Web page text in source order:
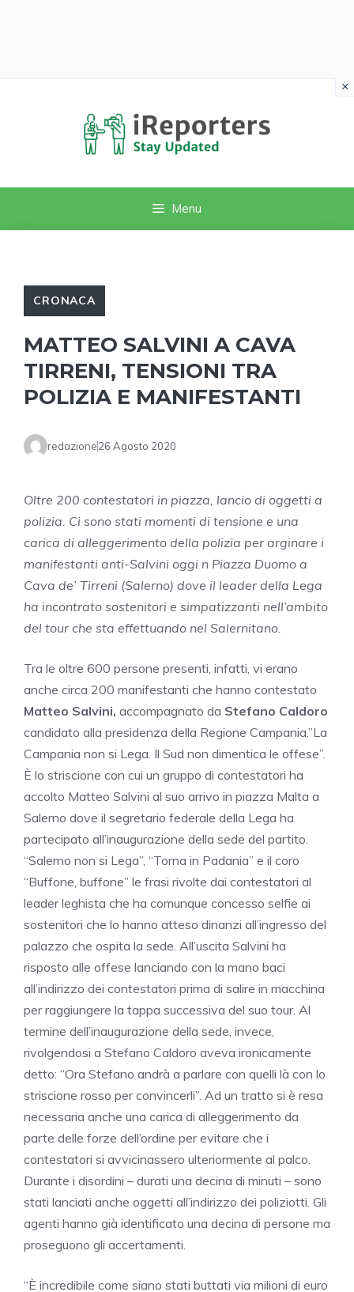
Menu
CRONACA
MATTEO SALVINI A CAVA
TIRRENI, TENSIONI TRA
POLIZIA E MANIFESTANTI
redazione26 Agosto 2020
Oltre 200 contestatori in piazza, lancio di oggetti a
polizia. Ci sono stati momenti di tensione e una
carica di alleggerimento della polizia per arginare i
manifestanti anti-Salvini oggi n Piazza Duomo a
Cava de’ Tirreni (Salerno) dove il leader della Lega
ha incontrato sostenitori e simpatizzanti nell’ambito
del tour che sta effettuando nel Salernitano.
Tra le oltre 600 persone presenti, infatti, vi erano
anche circa 200 manifestanti che hanno contestato
Matteo Salvini, accompagnato da Stefano Caldoro
candidato alla presidenza della Regione Campania.”La
Campania non si Lega. Il Sud non dimentica le offese”.
È lo striscione con cui un gruppo di contestatori ha
accolto Matteo Salvini al suo arrivo in piazza Malta a
Salerno dove il segretario federale della Lega ha
partecipato all’inaugurazione della sede del partito.
“Salerno non si Lega”, “Torna in Padania” e il coro
“Buffone, buffone” le frasi rivolte dai contestatori al
leader leghista che ha comunque concesso selfie ai
sostenitori che lo hanno atteso dinanzi all’ingresso del
palazzo che ospita la sede. All’uscita Salvini ha
risposto alle offese lanciando con la mano baci
all’indirizzo dei contestatori prima di salire in macchina
per raggiungere la tappa successiva del suo tour. Al
termine dell’inaugurazione della sede, invece,
rivolgendosi a Stefano Caldoro aveva ironicamente
detto: “Ora Stefano andrà a parlare con quelli là con lo
striscione rosso per convincerli”. Ad un tratto si è resa
necessaria anche una carica di alleggerimento da
parte delle forze dell’ordine per evitare che i
contestatori si avvicinassero ulteriormente al palco.
Durante i disordini – durati una decina di minuti – sono
stati lanciati anche oggetti all’indirizzo dei poliziotti. Gli
agenti hanno già identificato una decina di persone ma
proseguono gli accertamenti.
“È incredibile come siano stati buttati via milioni di euro
×